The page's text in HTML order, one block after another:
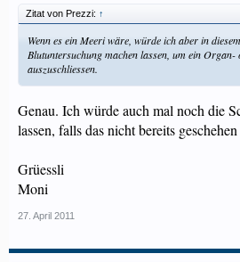
Zitat von Prezzi: ↑
Wenn es ein Meeri wäre, würde ich aber in
Blutuntersuchung machen lassen, um ein Organ-
auszuschliessen.
Genau. Ich würde auch mal noch die
lassen, falls das nicht bereits
Grüessli
Moni
27. April 2011